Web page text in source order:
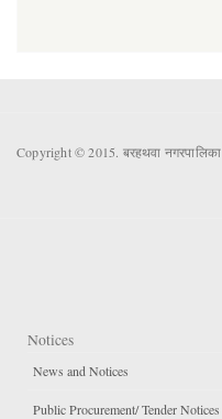
Copyright © 2015. बरहथवा नगरपालिका
Notices
News and Notices
Public Procurement/ Tender Notices